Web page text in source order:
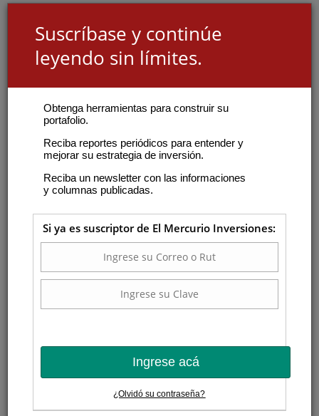
Suscríbase y continúe
leyendo sin límites.
Obtenga herramientas para construir su
portafolio.
Reciba reportes periódicos para entender y
mejorar su estrategia de inversión.
Reciba un newsletter con las informaciones
y columnas publicadas.
Si ya es suscriptor de El Mercurio Inversiones:
Ingrese acá
¿Olvidó su contraseña?